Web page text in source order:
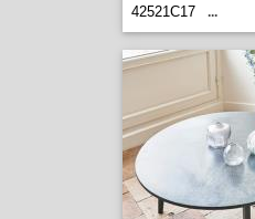
42521C17
...